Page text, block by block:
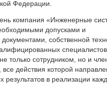
Федерации.
компания «Инженерные
допусками и
собственной
только сотрудником, но и
действия которой
результатов в реализации